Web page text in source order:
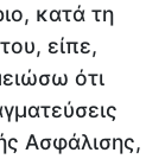
κατά τη
είπε,
ότι
Ασφάλισης,